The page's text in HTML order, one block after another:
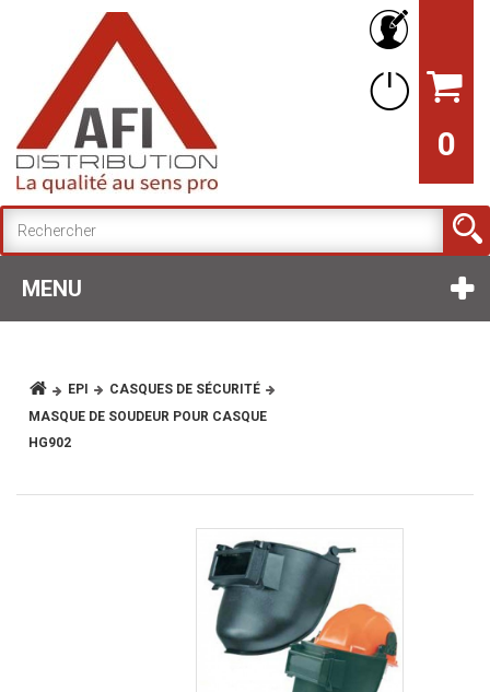
0
MENU
EPI
CASQUES DE SÉCURITÉ
MASQUE DE SOUDEUR POUR CASQUE
HG902